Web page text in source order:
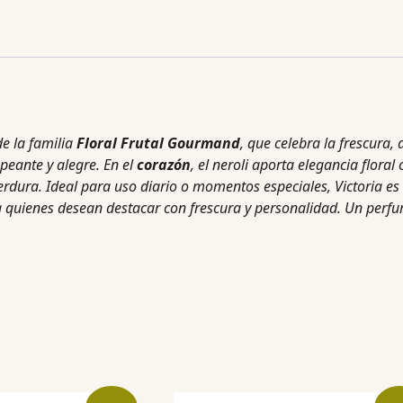
la familiaFloral Frutal Gourmand, que celebra la frescura,
y alegre. En elcorazón, el neroli aporta elegancia floral
Ideal para uso diario o momentos especiales, Victoria
desean destacar con frescura y personalidad. Un